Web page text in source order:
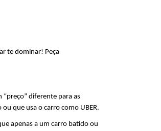
te dominar! Peça
diferente para as
que usa o carro como UBER.
apenas a um carro batido ou